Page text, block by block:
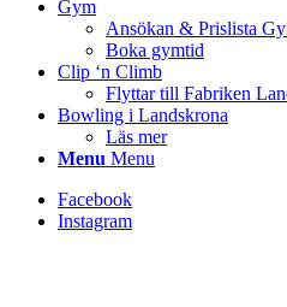
Gym
Ansökan & Prislista
Boka gymtid
Clip ‘n Climb
Flyttar till Fabriken
Bowling i Landskrona
Läs mer
Menu Menu
Facebook
Instagram